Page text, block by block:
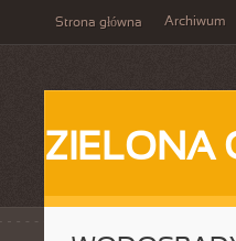
Strona główna Archiwum
ZIELONA